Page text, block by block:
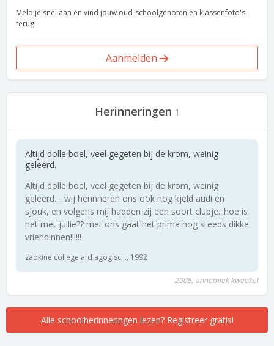
Meld je snel aan en vind jouw oud-schoolgenoten en klassenfoto's
terug!
Aanmelden
Herinneringen 1
Altijd dolle boel, veel gegeten bij de krom, weinig
geleerd.
Altijd dolle boel, veel gegeten bij de krom, weinig
geleerd.... wij herinneren ons ook nog kjeld audi en
sjouk, en volgens mij hadden zij een soort clubje...hoe is
het met jullie?? met ons gaat het prima nog steeds dikke
vriendinnen!!!!!!
zadkine college afd agogisc..., 1992
2005, annemiek kweekel
Alle schoolherinneringen lezen? Registreer gratis!